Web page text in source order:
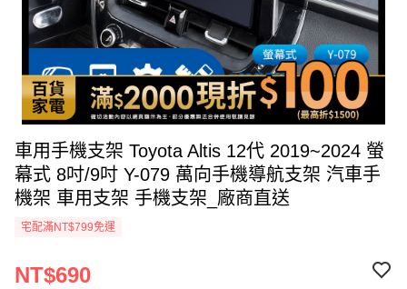
車用手機支架 Toyota Altis 12代 2019~2024 螢
幕式 8吋/9吋 Y-079 萬向手機導航支架 汽車手
機架 車用支架 手機支架_廠商直送
宅配滿NT$799免運
NT$690